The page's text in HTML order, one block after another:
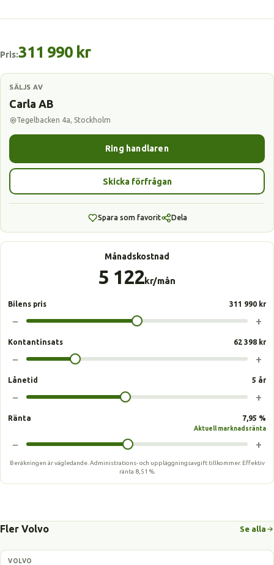
Pris:311 990 kr
SÄLJS AV
Carla AB
Tegelbacken 4a, Stockholm
Ring handlaren
Skicka förfrågan
Spara som favorit Dela
Månadskostnad
5 122kr/mån
Bilens pris 311 990 kr
− +
Kontantinsats 62 398 kr
− +
Lånetid 5 år
− +
Ränta 7,95 %
Aktuell marknadsränta
− +
Beräkningen är vägledande. Administrations- och uppläggningsavgift tillkommer. Effektiv
ränta 8,51 %.
Fler Volvo Se alla
Laddhybrid
VOLVO